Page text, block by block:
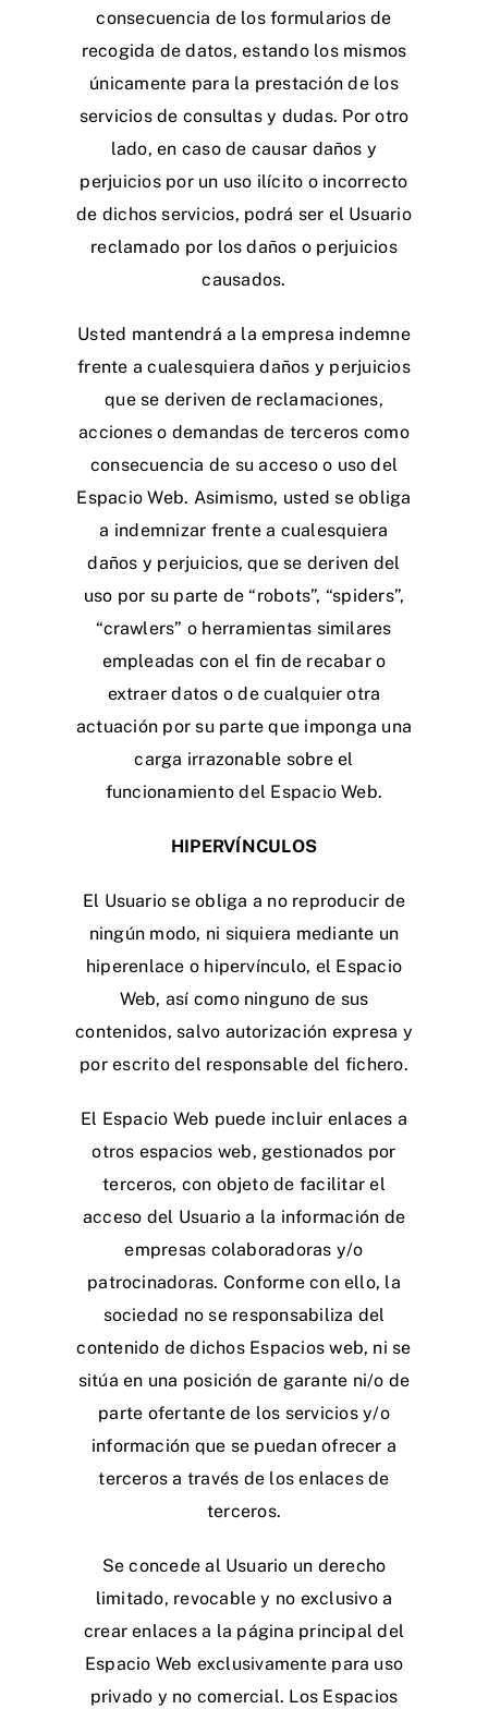
consecuencia de los formularios de
recogida de datos, estando los mismos
únicamente para la prestación de los
servicios de consultas y dudas. Por otro
lado, en caso de causar daños y
perjuicios por un uso ilícito o incorrecto
de dichos servicios, podrá ser el Usuario
reclamado por los daños o perjuicios
causados.
Usted mantendrá a la empresa indemne
frente a cualesquiera daños y perjuicios
que se deriven de reclamaciones,
acciones o demandas de terceros como
consecuencia de su acceso o uso del
Espacio Web. Asimismo, usted se obliga
a indemnizar frente a cualesquiera
daños y perjuicios, que se deriven del
uso por su parte de “robots”, “spiders”,
“crawlers” o herramientas similares
empleadas con el fin de recabar o
extraer datos o de cualquier otra
actuación por su parte que imponga una
carga irrazonable sobre el
funcionamiento del Espacio Web.
HIPERVÍNCULOS
El Usuario se obliga a no reproducir de
ningún modo, ni siquiera mediante un
hiperenlace o hipervínculo, el Espacio
Web, así como ninguno de sus
contenidos, salvo autorización expresa y
por escrito del responsable del fichero.
El Espacio Web puede incluir enlaces a
otros espacios web, gestionados por
terceros, con objeto de facilitar el
acceso del Usuario a la información de
empresas colaboradoras y/o
patrocinadoras. Conforme con ello, la
sociedad no se responsabiliza del
contenido de dichos Espacios web, ni se
sitúa en una posición de garante ni/o de
parte ofertante de los servicios y/o
información que se puedan ofrecer a
terceros a través de los enlaces de
terceros.
Se concede al Usuario un derecho
limitado, revocable y no exclusivo a
crear enlaces a la página principal del
Espacio Web exclusivamente para uso
privado y no comercial. Los Espacios